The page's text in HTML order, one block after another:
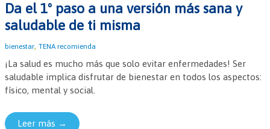
Da el 1º paso a una versión más sana y
saludable de ti misma
bienestar, TENA recomienda
¡La salud es mucho más que solo evitar enfermedades! Ser
saludable implica disfrutar de bienestar en todos los aspectos:
físico, mental y social.
Leer más →